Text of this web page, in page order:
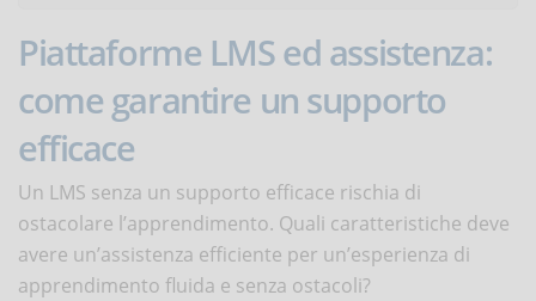
Piattaforme LMS ed assistenza:
come garantire un supporto
efficace
Un LMS senza un supporto efficace rischia di
ostacolare l’apprendimento. Quali caratteristiche deve
avere un’assistenza efficiente per un’esperienza di
apprendimento fluida e senza ostacoli?